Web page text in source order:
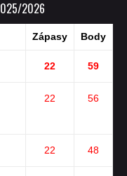
2026
Zápasy Body
22 59
22 56
22 48